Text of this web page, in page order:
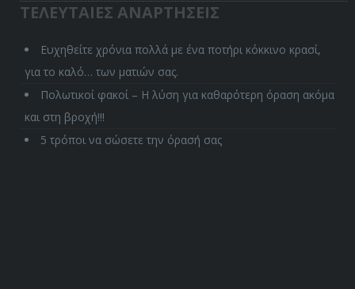
ΤΕΛΕΥΤΑΙΕΣ ΑΝΑΡΤΗΣΕΙΣ
Ευχηθείτε χρόνια πολλά με ένα ποτήρι κόκκινο κρασί,
για το καλό… των ματιών σας.
Πολωτικοί φακοί – Η λύση για καθαρότερη όραση ακόμα
και στη βροχή!!!
5 τρόποι να σώσετε την όρασή σας